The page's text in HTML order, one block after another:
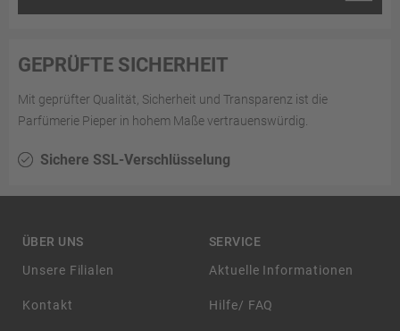
GEPRÜFTE SICHERHEIT
Mit geprüfter Qualität, Sicherheit und Transparenz ist die
Parfümerie Pieper in hohem Maße vertrauenswürdig.
Sichere SSL-Verschlüsselung
ÜBER UNS
Unsere Filialen
Kontakt
SERVICE
Aktuelle Informationen
Hilfe/ FAQ